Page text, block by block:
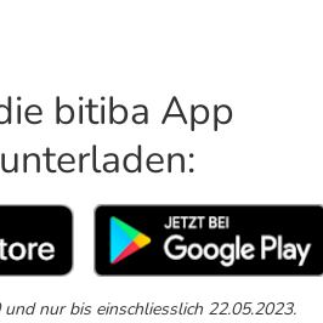
bitiba App
nur bis einschliesslich 22.05.2023.